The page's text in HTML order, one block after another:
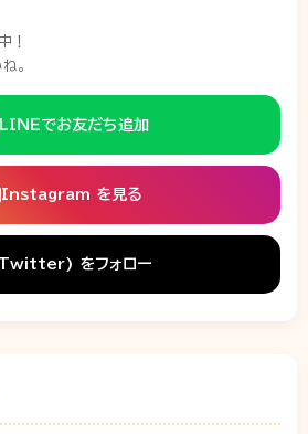
！
。
LINEでお友だち追加
Instagram を見る
をフォロー